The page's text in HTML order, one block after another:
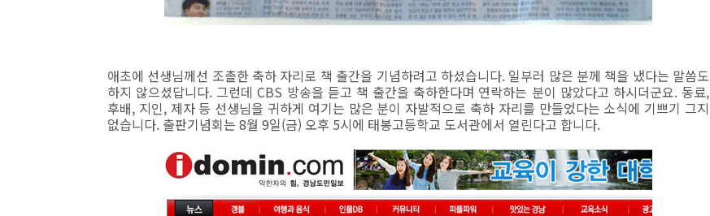
애초에 선생님께선 조촐한 축하 자리로 책 출간을 기념하려고 하셨습니다. 일부러 많은 분께 책을 냈다는 말씀도
하지 않으셨답니다. 그런데 CBS 방송을 듣고 책 출간을 축하한다며 연락하는 분이 많았다고 하시더군요. 동료,
후배, 지인, 제자 등 선생님을 귀하게 여기는 많은 분이 자발적으로 축하 자리를 만들었다는 소식에 기쁘기 그지
없습니다. 출판기념회는 8월 9일(금) 오후 5시에 태봉고등학교 도서관에서 열린다고 합니다.